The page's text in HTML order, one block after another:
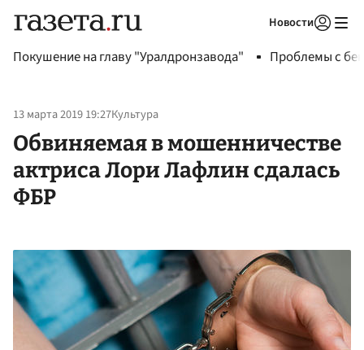
Новости
Покушение на главу "Уралдронзавода" Проблемы с
13 марта 2019 19:27Культура
Обвиняемая в мошенничестве
актриса Лори Лафлин сдалась
ФБР